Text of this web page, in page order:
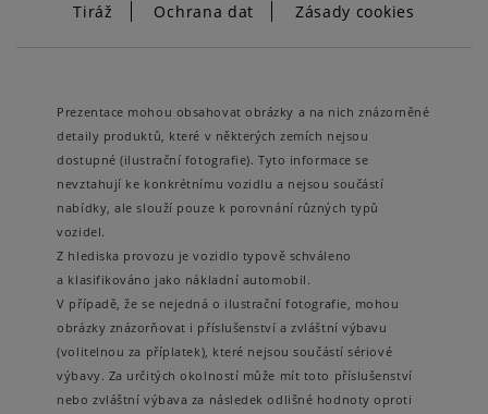
Tiráž Ochrana dat Zásady cookies
Prezentace mohou obsahovat obrázky a na nich znázorněné
detaily produktů, které v některých zemích nejsou
dostupné (ilustrační fotografie). Tyto informace se
nevztahují ke konkrétnímu vozidlu a nejsou součástí
nabídky, ale slouží pouze k porovnání různých typů
vozidel.
Z hlediska provozu je vozidlo typově schváleno
a klasifikováno jako nákladní automobil.
V případě, že se nejedná o ilustrační fotografie, mohou
obrázky znázorňovat i příslušenství a zvláštní výbavu
(volitelnou za příplatek), které nejsou součástí sériové
výbavy. Za určitých okolností může mít toto příslušenství
nebo zvláštní výbava za následek odlišné hodnoty oproti